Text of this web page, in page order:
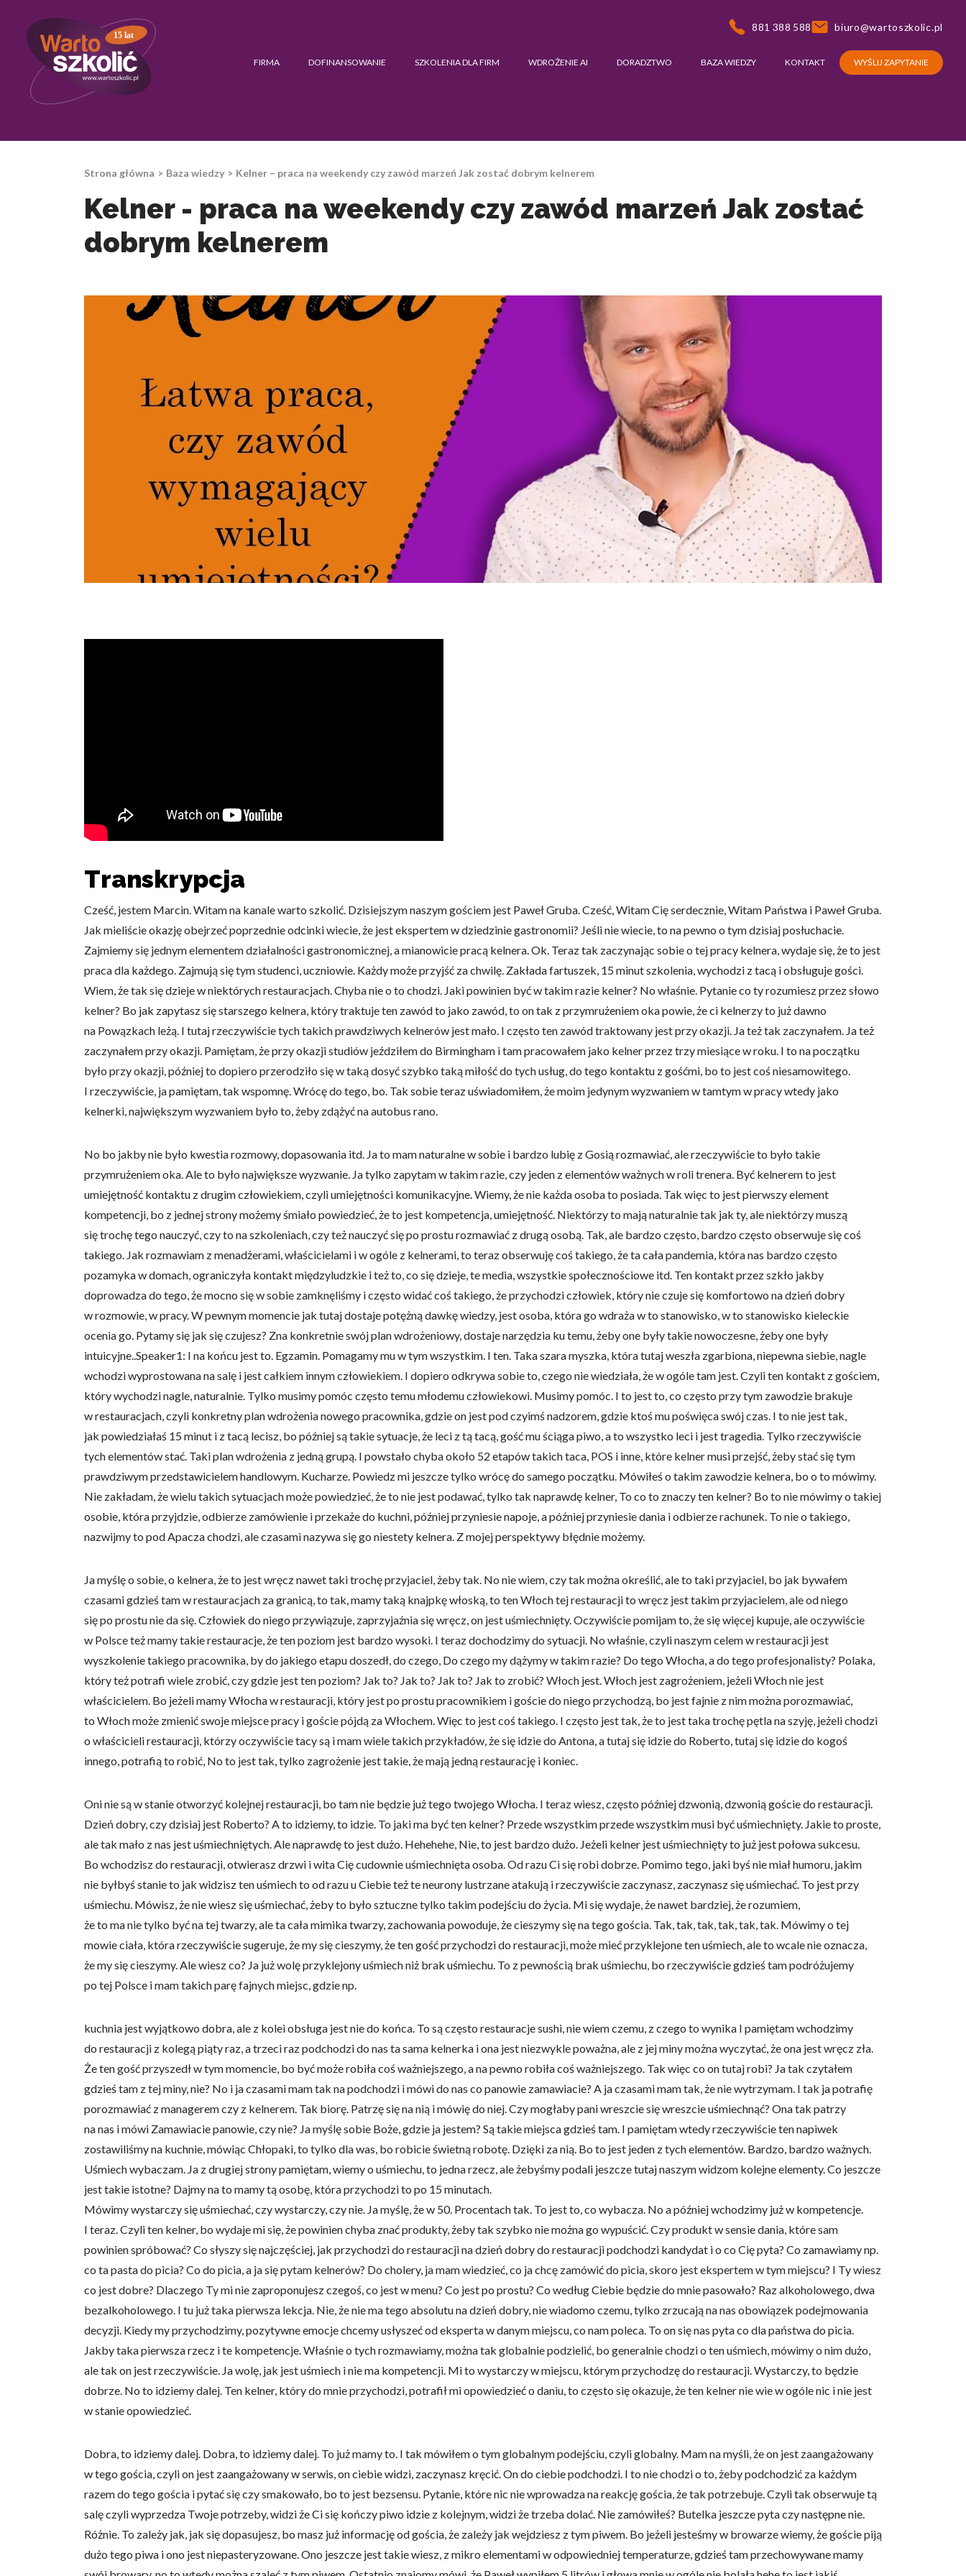
15 lat
881 388 588 biuro@wartoszkolic.pl
FIRMA DOFINANSOWANIE SZKOLENIA DLA FIRM WDROŻENIE AI DORADZTWO BAZA WIEDZY KONTAKT WYŚLIJ ZAPYTANIE
Strona główna Baza wiedzy Kelner – praca na weekendy czy zawód marzeń Jak zostać dobrym kelnerem
Kelner - praca na weekendy czy zawód marzeń Jak zostać
dobrym kelnerem
Transkrypcja
Cześć, jestem Marcin. Witam na kanale warto szkolić. Dzisiejszym naszym gościem jest Paweł Gruba. Cześć, Witam Cię serdecznie, Witam Państwa i Paweł Gruba.
Jak mieliście okazję obejrzeć poprzednie odcinki wiecie, że jest ekspertem w dziedzinie gastronomii? Jeśli nie wiecie, to na pewno o tym dzisiaj posłuchacie.
Zajmiemy się jednym elementem działalności gastronomicznej, a mianowicie pracą kelnera. Ok. Teraz tak zaczynając sobie o tej pracy kelnera, wydaje się, że to jest
praca dla każdego. Zajmują się tym studenci, uczniowie. Każdy może przyjść za chwilę. Zakłada fartuszek, 15 minut szkolenia, wychodzi z tacą i obsługuje gości.
Wiem, że tak się dzieje w niektórych restauracjach. Chyba nie o to chodzi. Jaki powinien być w takim razie kelner? No właśnie. Pytanie co ty rozumiesz przez słowo
kelner? Bo jak zapytasz się starszego kelnera, który traktuje ten zawód to jako zawód, to on tak z przymrużeniem oka powie, że ci kelnerzy to już dawno
na Powązkach leżą. I tutaj rzeczywiście tych takich prawdziwych kelnerów jest mało. I często ten zawód traktowany jest przy okazji. Ja też tak zaczynałem. Ja też
zaczynałem przy okazji. Pamiętam, że przy okazji studiów jeździłem do Birmingham i tam pracowałem jako kelner przez trzy miesiące w roku. I to na początku
było przy okazji, później to dopiero przerodziło się w taką dosyć szybko taką miłość do tych usług, do tego kontaktu z gośćmi, bo to jest coś niesamowitego.
I rzeczywiście, ja pamiętam, tak wspomnę. Wrócę do tego, bo. Tak sobie teraz uświadomiłem, że moim jedynym wyzwaniem w tamtym w pracy wtedy jako
kelnerki, największym wyzwaniem było to, żeby zdążyć na autobus rano.
No bo jakby nie było kwestia rozmowy, dopasowania itd. Ja to mam naturalne w sobie i bardzo lubię z Gosią rozmawiać, ale rzeczywiście to było takie
przymrużeniem oka. Ale to było największe wyzwanie. Ja tylko zapytam w takim razie, czy jeden z elementów ważnych w roli trenera. Być kelnerem to jest
umiejętność kontaktu z drugim człowiekiem, czyli umiejętności komunikacyjne. Wiemy, że nie każda osoba to posiada. Tak więc to jest pierwszy element
kompetencji, bo z jednej strony możemy śmiało powiedzieć, że to jest kompetencja, umiejętność. Niektórzy to mają naturalnie tak jak ty, ale niektórzy muszą
się trochę tego nauczyć, czy to na szkoleniach, czy też nauczyć się po prostu rozmawiać z drugą osobą. Tak, ale bardzo często, bardzo często obserwuje się coś
takiego. Jak rozmawiam z menadżerami, właścicielami i w ogóle z kelnerami, to teraz obserwuję coś takiego, że ta cała pandemia, która nas bardzo często
pozamyka w domach, ograniczyła kontakt międzyludzkie i też to, co się dzieje, te media, wszystkie społecznościowe itd. Ten kontakt przez szkło jakby
doprowadza do tego, że mocno się w sobie zamknęliśmy i często widać coś takiego, że przychodzi człowiek, który nie czuje się komfortowo na dzień dobry
w rozmowie, w pracy. W pewnym momencie jak tutaj dostaje potężną dawkę wiedzy, jest osoba, która go wdraża w to stanowisko, w to stanowisko kieleckie
ocenia go. Pytamy się jak się czujesz? Zna konkretnie swój plan wdrożeniowy, dostaje narzędzia ku temu, żeby one były takie nowoczesne, żeby one były
intuicyjne..Speaker1: I na końcu jest to. Egzamin. Pomagamy mu w tym wszystkim. I ten. Taka szara myszka, która tutaj weszła zgarbiona, niepewna siebie, nagle
wchodzi wyprostowana na salę i jest całkiem innym człowiekiem. I dopiero odkrywa sobie to, czego nie wiedziała, że w ogóle tam jest. Czyli ten kontakt z gościem,
który wychodzi nagle, naturalnie. Tylko musimy pomóc często temu młodemu człowiekowi. Musimy pomóc. I to jest to, co często przy tym zawodzie brakuje
w restauracjach, czyli konkretny plan wdrożenia nowego pracownika, gdzie on jest pod czyimś nadzorem, gdzie ktoś mu poświęca swój czas. I to nie jest tak,
jak powiedziałaś 15 minut i z tacą lecisz, bo później są takie sytuacje, że leci z tą tacą, gość mu ściąga piwo, a to wszystko leci i jest tragedia. Tylko rzeczywiście
tych elementów stać. Taki plan wdrożenia z jedną grupą. I powstało chyba około 52 etapów takich taca, POS i inne, które kelner musi przejść, żeby stać się tym
prawdziwym przedstawicielem handlowym. Kucharze. Powiedz mi jeszcze tylko wrócę do samego początku. Mówiłeś o takim zawodzie kelnera, bo o to mówimy.
Nie zakładam, że wielu takich sytuacjach może powiedzieć, że to nie jest podawać, tylko tak naprawdę kelner, To co to znaczy ten kelner? Bo to nie mówimy o takiej
osobie, która przyjdzie, odbierze zamówienie i przekaże do kuchni, później przyniesie napoje, a później przyniesie dania i odbierze rachunek. To nie o takiego,
nazwijmy to pod Apacza chodzi, ale czasami nazywa się go niestety kelnera. Z mojej perspektywy błędnie możemy.
Ja myślę o sobie, o kelnera, że to jest wręcz nawet taki trochę przyjaciel, żeby tak. No nie wiem, czy tak można określić, ale to taki przyjaciel, bo jak bywałem
czasami gdzieś tam w restauracjach za granicą, to tak, mamy taką knajpkę włoską, to ten Włoch tej restauracji to wręcz jest takim przyjacielem, ale od niego
się po prostu nie da się. Człowiek do niego przywiązuje, zaprzyjaźnia się wręcz, on jest uśmiechnięty. Oczywiście pomijam to, że się więcej kupuje, ale oczywiście
w Polsce też mamy takie restauracje, że ten poziom jest bardzo wysoki. I teraz dochodzimy do sytuacji. No właśnie, czyli naszym celem w restauracji jest
wyszkolenie takiego pracownika, by do jakiego etapu doszedł, do czego, Do czego my dążymy w takim razie? Do tego Włocha, a do tego profesjonalisty? Polaka,
który też potrafi wiele zrobić, czy gdzie jest ten poziom? Jak to? Jak to? Jak to? Jak to zrobić? Włoch jest. Włoch jest zagrożeniem, jeżeli Włoch nie jest
właścicielem. Bo jeżeli mamy Włocha w restauracji, który jest po prostu pracownikiem i goście do niego przychodzą, bo jest fajnie z nim można porozmawiać,
to Włoch może zmienić swoje miejsce pracy i goście pójdą za Włochem. Więc to jest coś takiego. I często jest tak, że to jest taka trochę pętla na szyję, jeżeli chodzi
o właścicieli restauracji, którzy oczywiście tacy są i mam wiele takich przykładów, że się idzie do Antona, a tutaj się idzie do Roberto, tutaj się idzie do kogoś
innego, potrafią to robić, No to jest tak, tylko zagrożenie jest takie, że mają jedną restaurację i koniec.
Oni nie są w stanie otworzyć kolejnej restauracji, bo tam nie będzie już tego twojego Włocha. I teraz wiesz, często później dzwonią, dzwonią goście do restauracji.
Dzień dobry, czy dzisiaj jest Roberto? A to idziemy, to idzie. To jaki ma być ten kelner? Przede wszystkim przede wszystkim musi być uśmiechnięty. Jakie to proste,
ale tak mało z nas jest uśmiechniętych. Ale naprawdę to jest dużo. Hehehehe, Nie, to jest bardzo dużo. Jeżeli kelner jest uśmiechnięty to już jest połowa sukcesu.
Bo wchodzisz do restauracji, otwierasz drzwi i wita Cię cudownie uśmiechnięta osoba. Od razu Ci się robi dobrze. Pomimo tego, jaki byś nie miał humoru, jakim
nie byłbyś stanie to jak widzisz ten uśmiech to od razu u Ciebie też te neurony lustrzane atakują i rzeczywiście zaczynasz, zaczynasz się uśmiechać. To jest przy
uśmiechu. Mówisz, że nie wiesz się uśmiechać, żeby to było sztuczne tylko takim podejściu do życia. Mi się wydaje, że nawet bardziej, że rozumiem,
że to ma nie tylko być na tej twarzy, ale ta cała mimika twarzy, zachowania powoduje, że cieszymy się na tego gościa. Tak, tak, tak, tak, tak, tak. Mówimy o tej
mowie ciała, która rzeczywiście sugeruje, że my się cieszymy, że ten gość przychodzi do restauracji, może mieć przyklejone ten uśmiech, ale to wcale nie oznacza,
że my się cieszymy. Ale wiesz co? Ja już wolę przyklejony uśmiech niż brak uśmiechu. To z pewnością brak uśmiechu, bo rzeczywiście gdzieś tam podróżujemy
po tej Polsce i mam takich parę fajnych miejsc, gdzie np.
kuchnia jest wyjątkowo dobra, ale z kolei obsługa jest nie do końca. To są często restauracje sushi, nie wiem czemu, z czego to wynika I pamiętam wchodzimy
do restauracji z kolegą piąty raz, a trzeci raz podchodzi do nas ta sama kelnerka i ona jest niezwykle poważna, ale z jej miny można wyczytać, że ona jest wręcz zła.
Że ten gość przyszedł w tym momencie, bo być może robiła coś ważniejszego, a na pewno robiła coś ważniejszego. Tak więc co on tutaj robi? Ja tak czytałem
gdzieś tam z tej miny, nie? No i ja czasami mam tak na podchodzi i mówi do nas co panowie zamawiacie? A ja czasami mam tak, że nie wytrzymam. I tak ja potrafię
porozmawiać z managerem czy z kelnerem. Tak biorę. Patrzę się na nią i mówię do niej. Czy mogłaby pani wreszcie się wreszcie uśmiechnąć? Ona tak patrzy
na nas i mówi Zamawiacie panowie, czy nie? Ja myślę sobie Boże, gdzie ja jestem? Są takie miejsca gdzieś tam. I pamiętam wtedy rzeczywiście ten napiwek
zostawiliśmy na kuchnie, mówiąc Chłopaki, to tylko dla was, bo robicie świetną robotę. Dzięki za nią. Bo to jest jeden z tych elementów. Bardzo, bardzo ważnych.
Uśmiech wybaczam. Ja z drugiej strony pamiętam, wiemy o uśmiechu, to jedna rzecz, ale żebyśmy podali jeszcze tutaj naszym widzom kolejne elementy. Co jeszcze
jest takie istotne? Dajmy na to mamy tą osobę, która przychodzi to po 15 minutach.
Mówimy wystarczy się uśmiechać, czy wystarczy, czy nie. Ja myślę, że w 50. Procentach tak. To jest to, co wybacza. No a później wchodzimy już w kompetencje.
I teraz. Czyli ten kelner, bo wydaje mi się, że powinien chyba znać produkty, żeby tak szybko nie można go wypuścić. Czy produkt w sensie dania, które sam
powinien spróbować? Co słyszy się najczęściej, jak przychodzi do restauracji na dzień dobry do restauracji podchodzi kandydat i o co Cię pyta? Co zamawiamy np.
co ta pasta do picia? Co do picia, a ja się pytam kelnerów? Do cholery, ja mam wiedzieć, co ja chcę zamówić do picia, skoro jest ekspertem w tym miejscu? I Ty wiesz
co jest dobre? Dlaczego Ty mi nie zaproponujesz czegoś, co jest w menu? Co jest po prostu? Co według Ciebie będzie do mnie pasowało? Raz alkoholowego, dwa
bezalkoholowego. I tu już taka pierwsza lekcja. Nie, że nie ma tego absolutu na dzień dobry, nie wiadomo czemu, tylko zrzucają na nas obowiązek podejmowania
decyzji. Kiedy my przychodzimy, pozytywne emocje chcemy usłyszeć od eksperta w danym miejscu, co nam poleca. To on się nas pyta co dla państwa do picia.
Jakby taka pierwsza rzecz i te kompetencje. Właśnie o tych rozmawiamy, można tak globalnie podzielić, bo generalnie chodzi o ten uśmiech, mówimy o nim dużo,
ale tak on jest rzeczywiście. Ja wolę, jak jest uśmiech i nie ma kompetencji. Mi to wystarczy w miejscu, którym przychodzę do restauracji. Wystarczy, to będzie
dobrze. No to idziemy dalej. Ten kelner, który do mnie przychodzi, potrafił mi opowiedzieć o daniu, to często się okazuje, że ten kelner nie wie w ogóle nic i nie jest
w stanie opowiedzieć.
Dobra, to idziemy dalej. Dobra, to idziemy dalej. To już mamy to. I tak mówiłem o tym globalnym podejściu, czyli globalny. Mam na myśli, że on jest zaangażowany
w tego gościa, czyli on jest zaangażowany w serwis, on ciebie widzi, zaczynasz kręcić. On do ciebie podchodzi. I to nie chodzi o to, żeby podchodzić za każdym
razem do tego gościa i pytać się czy smakowało, bo to jest bezsensu. Pytanie, które nic nie wprowadza na reakcję gościa, że tak potrzebuje. Czyli tak obserwuje tą
salę czyli wyprzedza Twoje potrzeby, widzi że Ci się kończy piwo idzie z kolejnym, widzi że trzeba dolać. Nie zamówiłeś? Butelka jeszcze pyta czy następne nie.
Różnie. To zależy jak, jak się dopasujesz, bo masz już informację od gościa, że zależy jak wejdziesz z tym piwem. Bo jeżeli jesteśmy w browarze wiemy, że goście piją
dużo tego piwa i ono jest niepasteryzowane. Ono jeszcze jest takie wiesz, z mikro elementami w odpowiedniej temperaturze, gdzieś tam przechowywane mamy
Wykorzystujemy pliki cookie do spersonalizowania treści i reklam, aby oferować funkcje społecznościowe i analizować ruch w
naszej witrynie. Informacje o tym, jak korzystasz z naszej witryny, udostępniamy partnerom społecznościowym, reklamowym i
analitycznym. Partnerzy mogą połączyć te informacje z innymi danymi otrzymanymi od Ciebie lub uzyskanymi podczas korzystania
z ich usług.
Niezbędne
Niezbędne pliki cookie mają kluczowe znaczenie dla podstawowych funkcji witryny i witryna nie będzie działać w zamierzony
sposób bez nich. Te pliki cookie nie przechowują żadnych danych umożliwiających identyfikację osoby.
Preferencje
np. preferowany język lub region, w którym znajduje się użytkownik.
Statystyka
Statystyczne pliki cookie pomagają właścicielem stron internetowych zrozumieć, w jaki sposób różni użytkownicy zachowują się
na stronie, gromadząc i zgłaszając anonimowe informacje.
Marketing
Marketingowe pliki cookie stosowane są w celu śledzenia użytkowników na stronach internetowych. Celem jest wyświetlanie
reklam, które są istotne i interesujące dla poszczególnych użytkowników i tym samym bardziej cenne dla wydawców i
reklamodawców strony trzeciej.
Nieklasyfikowane
Nieklasyfikowane pliki cookie, to pliki, które są w procesie klasyfikowania, wraz z dostawcami poszczególnych ciasteczek.
Zapisz moje preferencje Akceptuj wszystko